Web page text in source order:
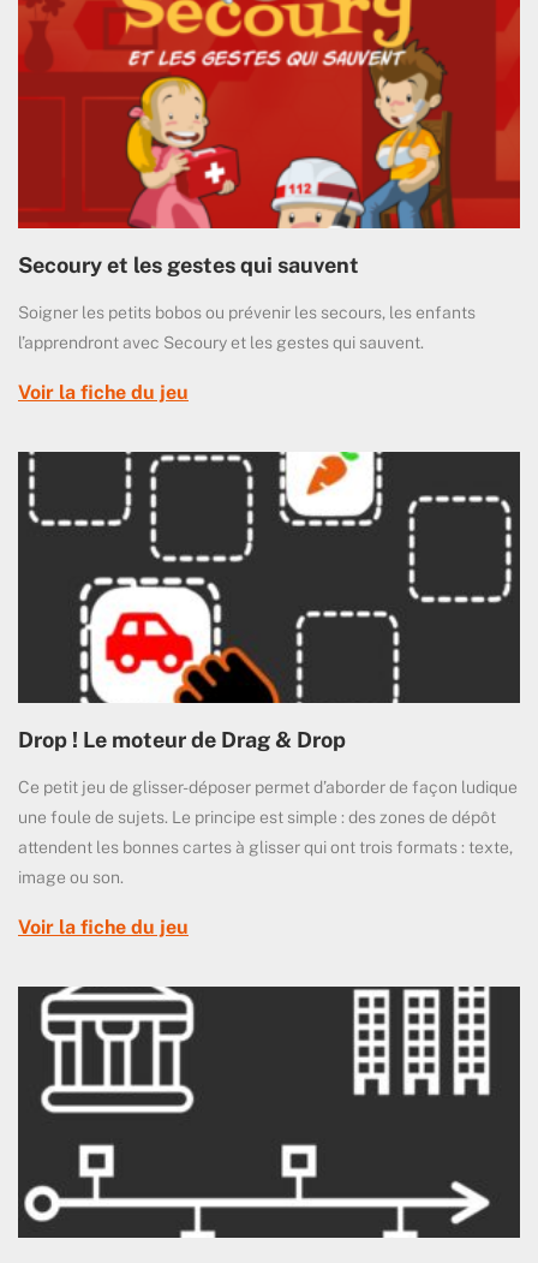
Secoury et les gestes qui sauvent
Soigner les petits bobos ou prévenir les secours, les enfants
l’apprendront avec Secoury et les gestes qui sauvent.
Voir la fiche du jeu
Drop ! Le moteur de Drag & Drop
Ce petit jeu de glisser-déposer permet d’aborder de façon ludique
une foule de sujets. Le principe est simple : des zones de dépôt
attendent les bonnes cartes à glisser qui ont trois formats : texte,
image ou son.
Voir la fiche du jeu